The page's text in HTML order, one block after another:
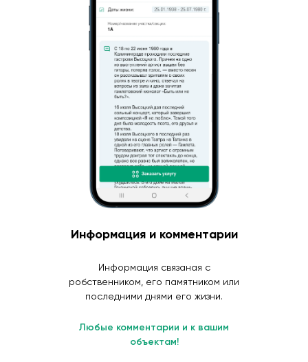
Информация и комментарии
Информация связаная с
робственником, его памятником или
последними днями его жизни.
Любые комментарии и к вашим
объектам!